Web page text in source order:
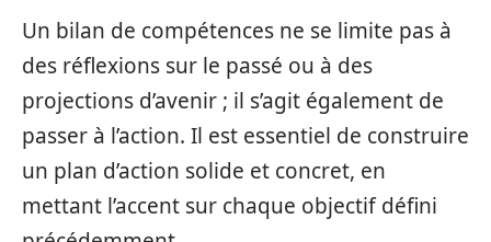
Un bilan de compétences ne se limite pas à
des réflexions sur le passé ou à des
projections d’avenir ; il s’agit également de
passer à l’action. Il est essentiel de construire
un plan d’action solide et concret, en
mettant l’accent sur chaque objectif défini